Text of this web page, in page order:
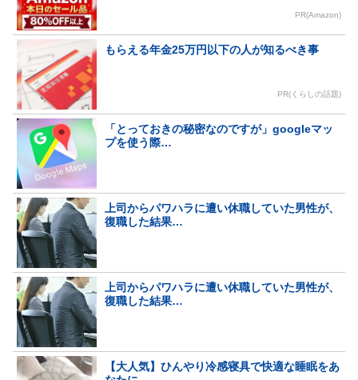
PR(Amazon)
もらえる年金25万円以下の人が知るべき事
PR(くらしの話題)
「とっておきの秘密なのですが」googleマッ
プを使う際…
上司からパワハラに遭い休職していた男性が、
復職した結果…
上司からパワハラに遭い休職していた男性が、
復職した結果…
【大人気】ひんやり冷感寝具で快適な睡眠をあ